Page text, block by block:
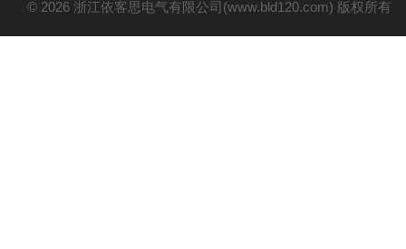
© 2026 浙江依客思电气有限公司(www.bld120.com) 版权所有